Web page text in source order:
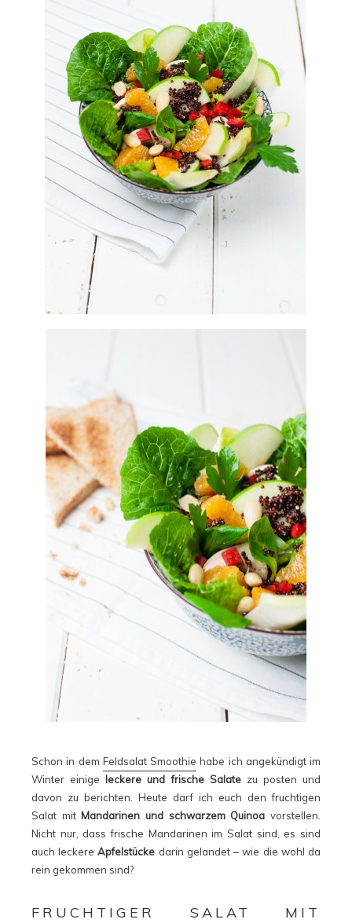
Schon in dem Feldsalat Smoothie habe ich angekündigt im
Winter einige leckere und frische Salatezu posten und
davon zu berichten. Heute darf ich euch den fruchtigen
Salat mit Mandarinen und schwarzem Quinoa vorstellen.
Nicht nur, dass frische Mandarinen im Salat sind, es sind
auch leckereApfelstücke darin gelandet – wie die wohl da
rein gekommen sind?
FRUCHTIGER SALAT MIT